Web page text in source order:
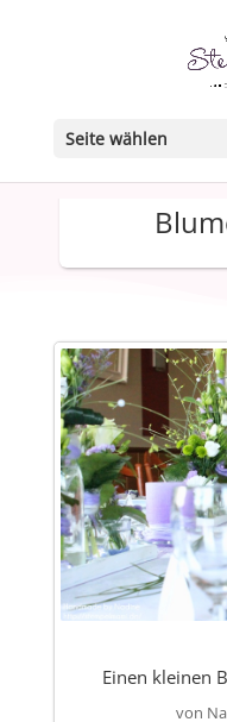
Seite wählen
Einen kleinen
von